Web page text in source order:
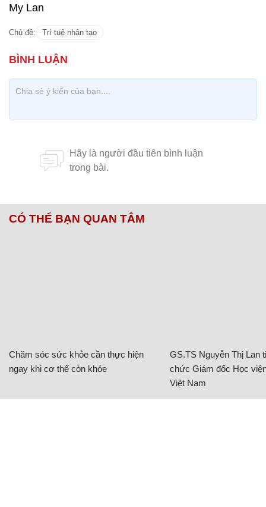
My Lan
Chủ đề: Trí tuệ nhân tạo
CÓ THỂ BẠN QUAN TÂM
Chăm sóc sức khỏe cần thực hiện
ngay khi cơ thể còn khỏe
GS.TS Nguyễn Thị Lan
chức Giám đốc Học
Việt Nam